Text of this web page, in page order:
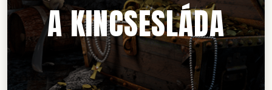
A KINCSESLÁDA